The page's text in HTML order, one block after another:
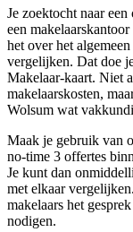
Je zoektocht naar
een
het over het
vergelijken. Dat doe
Makelaar-kaart. Niet
makelaarskosten,
Wolsum wat
Maak je gebruik van
no-time 3 offertes
Je kunt dan
met elkaar
makelaars het
nodigen.